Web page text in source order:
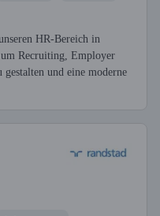
HR-Bereich in
Recruiting, Employer
und eine moderne